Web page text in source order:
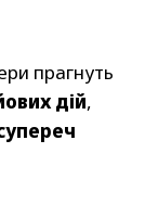
прагнуть
дій,